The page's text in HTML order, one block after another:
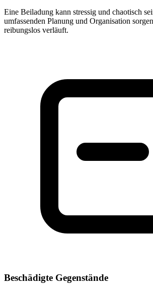
Eine Beiladung kann stressig und chaotisch
umfassenden Planung und Organisation
reibungslos verläuft.
Beschädigte Gegenstände